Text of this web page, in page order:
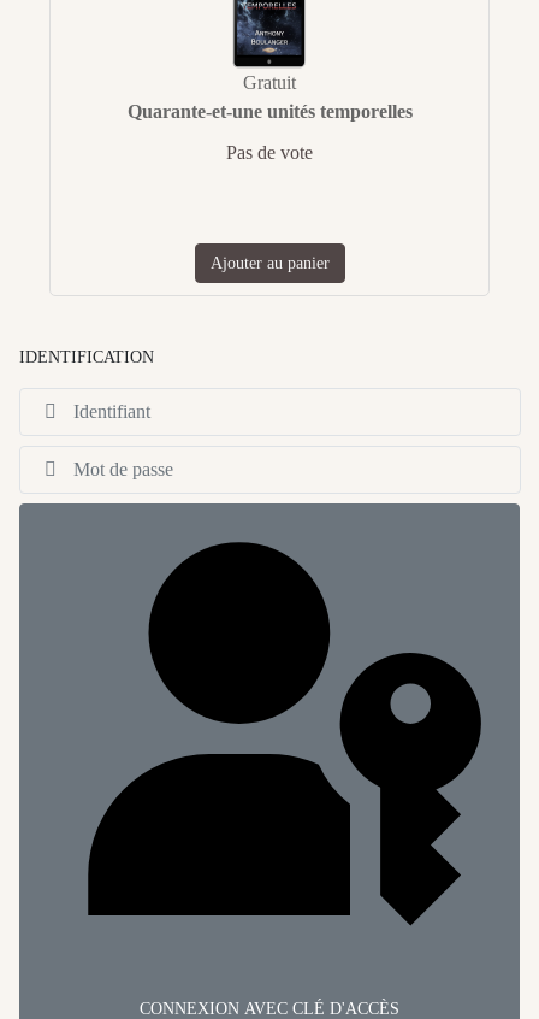
Gratuit
Quarante-et-une unités temporelles
Pas de vote
Ajouter au panier
IDENTIFICATION
CONNEXION AVEC CLÉ D'ACCÈS